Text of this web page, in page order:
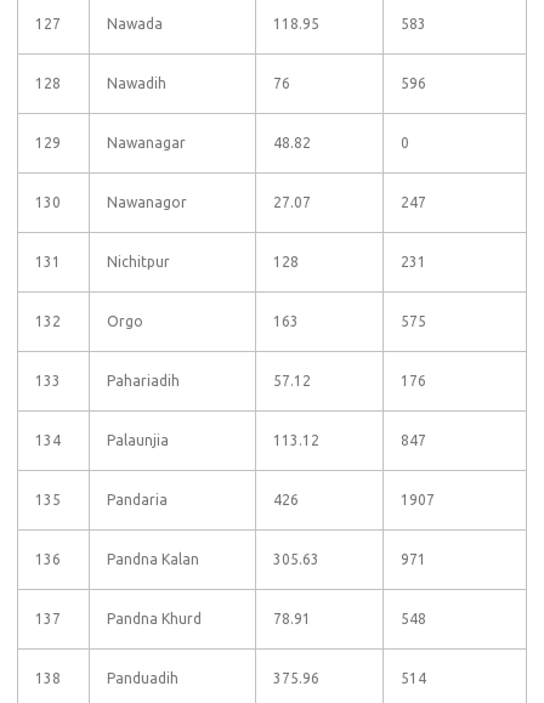
127 Nawada 118.95 583
128 Nawadih 76 596
129 Nawanagar 48.82 0
130 Nawanagor 27.07 247
131 Nichitpur 128 231
132 Orgo 163 575
133 Pahariadih 57.12 176
134 Palaunjia 113.12 847
135 Pandaria 426 1907
136 Pandna Kalan 305.63 971
137 Pandna Khurd 78.91 548
138 Panduadih 375.96 514